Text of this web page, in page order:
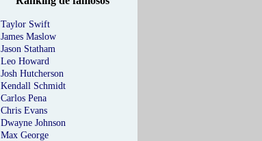
Taylor Swift
James Maslow
Jason Statham
Leo Howard
Josh Hutcherson
Kendall Schmidt
Carlos Pena
Chris Evans
Dwayne Johnson
Max George